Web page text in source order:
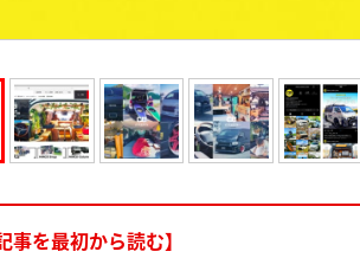
事を最初から読む】